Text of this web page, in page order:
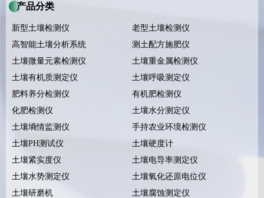
产品分类
新型土壤检测仪
老型土壤检测仪
高智能土壤分析系统
测土配方施肥仪
土壤微量元素检测仪
土壤重金属检测仪
土壤有机质测定仪
土壤呼吸测定仪
肥料养分检测仪
有机肥检测仪
化肥检测仪
土壤水分测定仪
土壤墒情监测仪
手持农业环境检测仪
土壤PH测试仪
土壤硬度计
土壤紧实度仪
土壤电导率测定仪
土壤水势测定仪
土壤氧化还原电位仪
土壤研磨机
土壤腐蚀测定仪